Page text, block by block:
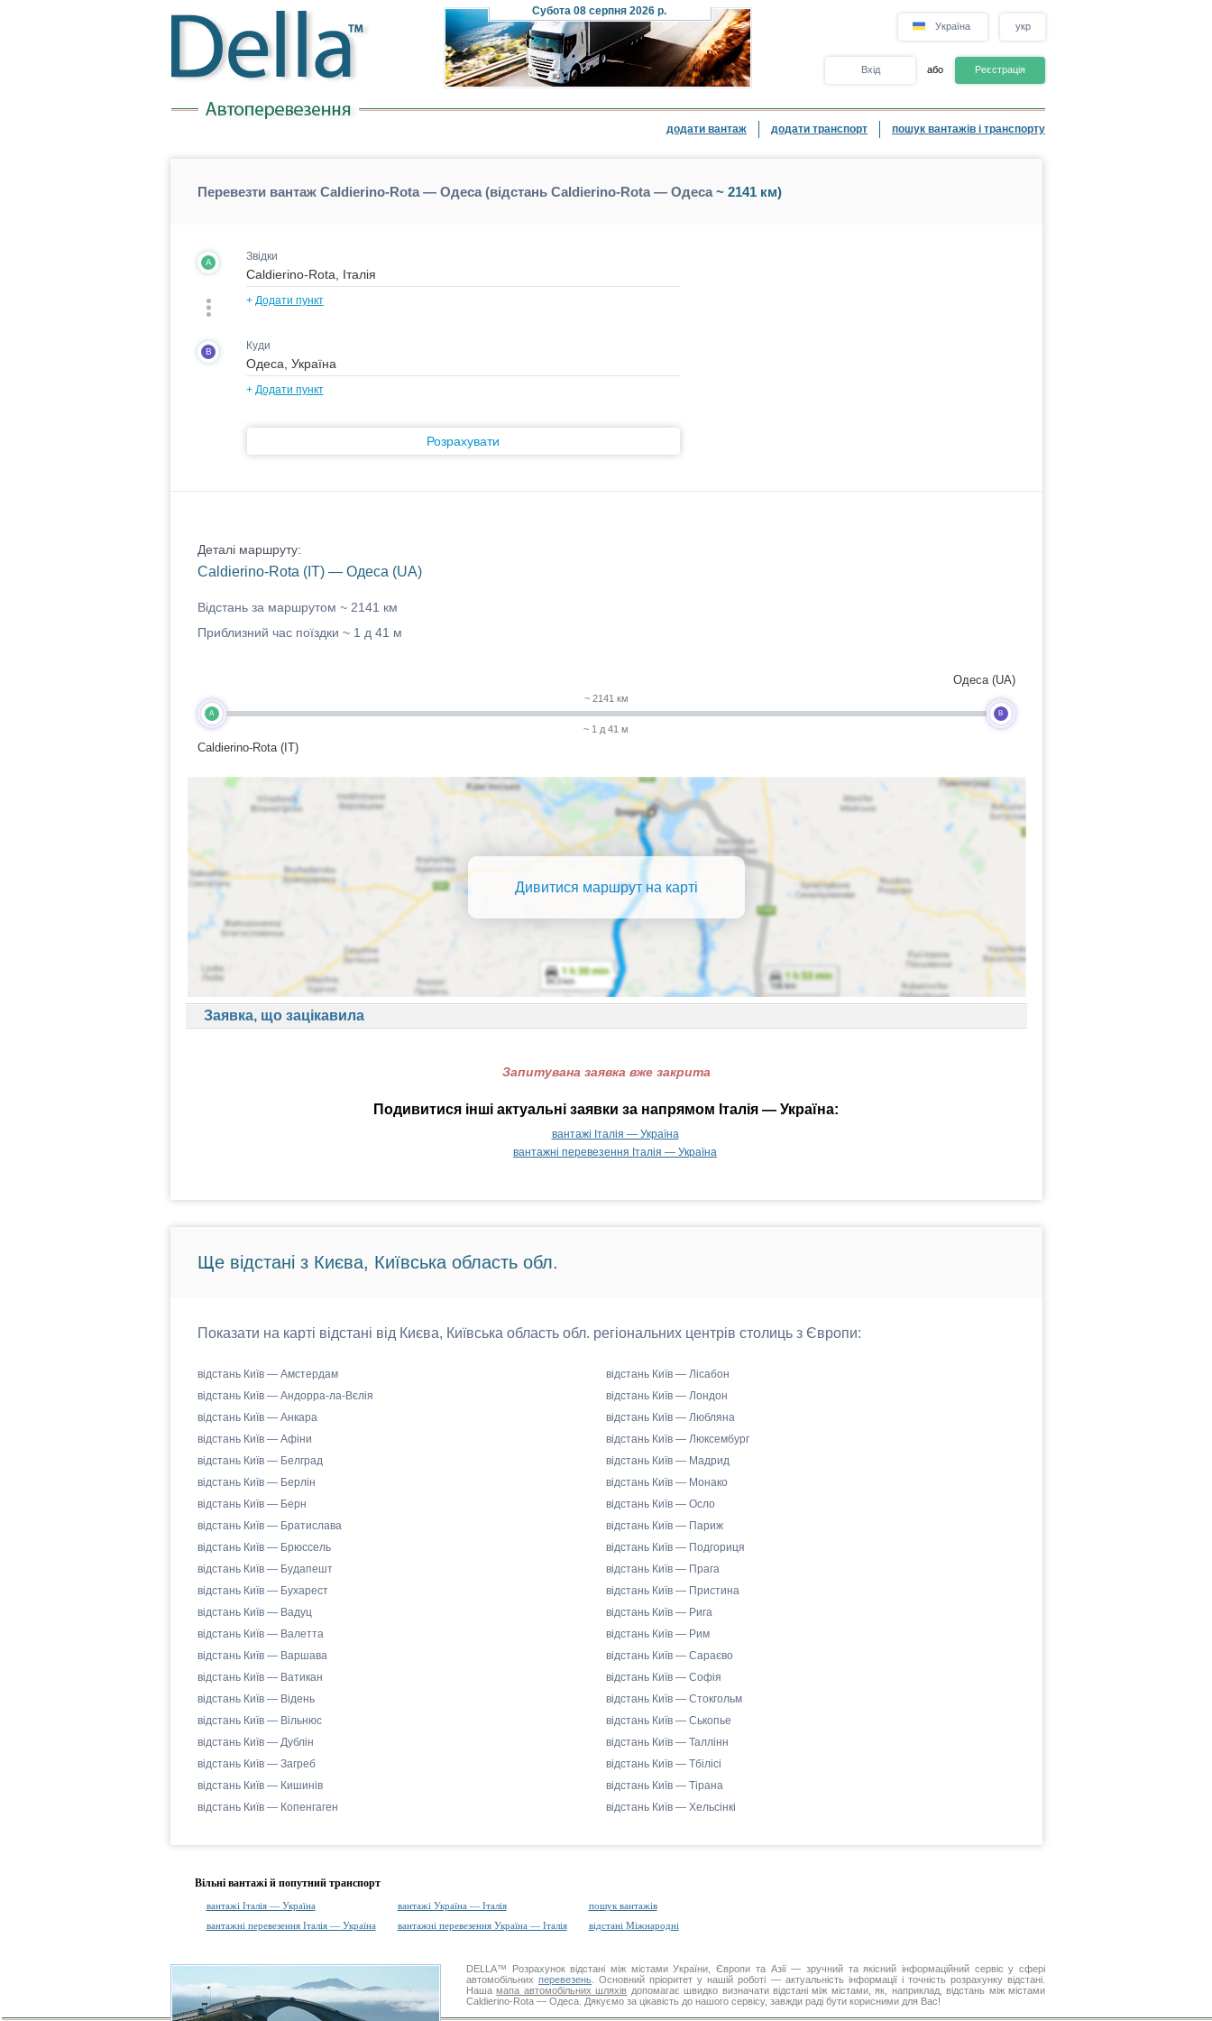
Субота08 серпня 2026 р.
Україна укр
Вхід або Реєстрація
додати вантаж додати транспорт пошук вантажів і транспорту
Перевезти вантаж Caldierino-Rota — Одеса (відстань Caldierino-Rota — Одеса~ 2141 км)
A Звідки
+ Додати пункт
B Куди
+ Додати пункт
Розрахувати
Деталі маршруту:
Caldierino-Rota (IT) — Одеса (UA)
Відстань за маршрутом ~ 2141 км
Приблизний час поїздки ~ 1 д 41 м
A
Caldierino-Rota (IT)
~ 2141 км
~ 1 д 41 м
B
Одеса (UA)
Дивитися маршрут на карті
Заявка, що зацікавила
Запитувана заявка вже закрита
Подивитися інші актуальні заявки за напрямом Італія — Україна:
вантажі Італія — Україна
вантажні перевезення Італія — Україна
Ще відстані з Києва, Київська область обл.
Показати на карті відстані від Києва, Київська область обл. регіональних центрів столиць з Європи:
відстань Київ — Амстердам
відстань Київ — Андорра-ла-Вєлія
відстань Київ — Анкара
відстань Київ — Афіни
відстань Київ — Белград
відстань Київ — Берлін
відстань Київ — Берн
відстань Київ — Братислава
відстань Київ — Брюссель
відстань Київ — Будапешт
відстань Київ — Бухарест
відстань Київ — Вадуц
відстань Київ — Валетта
відстань Київ — Варшава
відстань Київ — Ватикан
відстань Київ — Відень
відстань Київ — Вільнюс
відстань Київ — Дублін
відстань Київ — Загреб
відстань Київ — Кишинів
відстань Київ — Копенгаген
відстань Київ — Лісабон
відстань Київ — Лондон
відстань Київ — Любляна
відстань Київ — Люксембург
відстань Київ — Мадрид
відстань Київ — Монако
відстань Київ — Осло
відстань Київ — Париж
відстань Київ — Подгориця
відстань Київ — Прага
відстань Київ — Пристина
відстань Київ — Рига
відстань Київ — Рим
відстань Київ — Сараєво
відстань Київ — Софія
відстань Київ — Стокгольм
відстань Київ — Ськопье
відстань Київ — Таллінн
відстань Київ — Тбілісі
відстань Київ — Тірана
відстань Київ — Хельсінкі
Вільні вантажі й попутний транспорт
вантажі Італія — Україна вантажі Україна — Італія
пошук вантажів
вантажні перевезення Італія — Україна
вантажні перевезення Україна — Італія відстані Міжнародні
DELLA™ Розрахунок відстані між містами України, Європи та Азії — зручний та якісний інформаційний сервіс у сфері
автомобільнихперевезень . Основний пріоритет у нашій роботі — актуальність інформації і точність розрахунку відстані.
Нашамапа автомобільних шляхів допомагає швидко визначати відстані між містами, як, наприклад, відстань між містами
Caldierino-Rota — Одеса. Дякуємо за цікавість до нашого сервісу, завжди раді бути корисними для Вас!